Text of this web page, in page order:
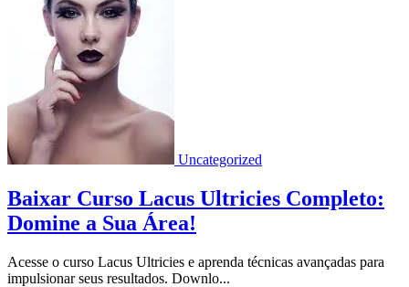
Uncategorized
Baixar Curso Lacus Ultricies Completo:
Domine a Sua Área!
Acesse o curso Lacus Ultricies e aprenda técnicas avançadas para
impulsionar seus resultados. Downlo...